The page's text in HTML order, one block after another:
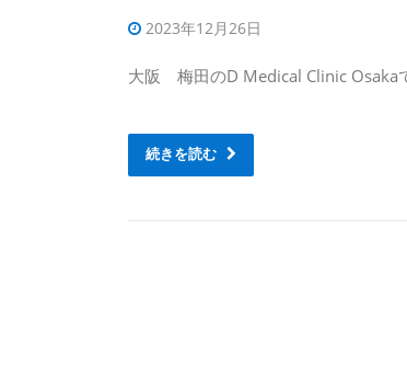
2023年12月26日
大阪 梅田のD Medical Clinic Osaka
続きを読む